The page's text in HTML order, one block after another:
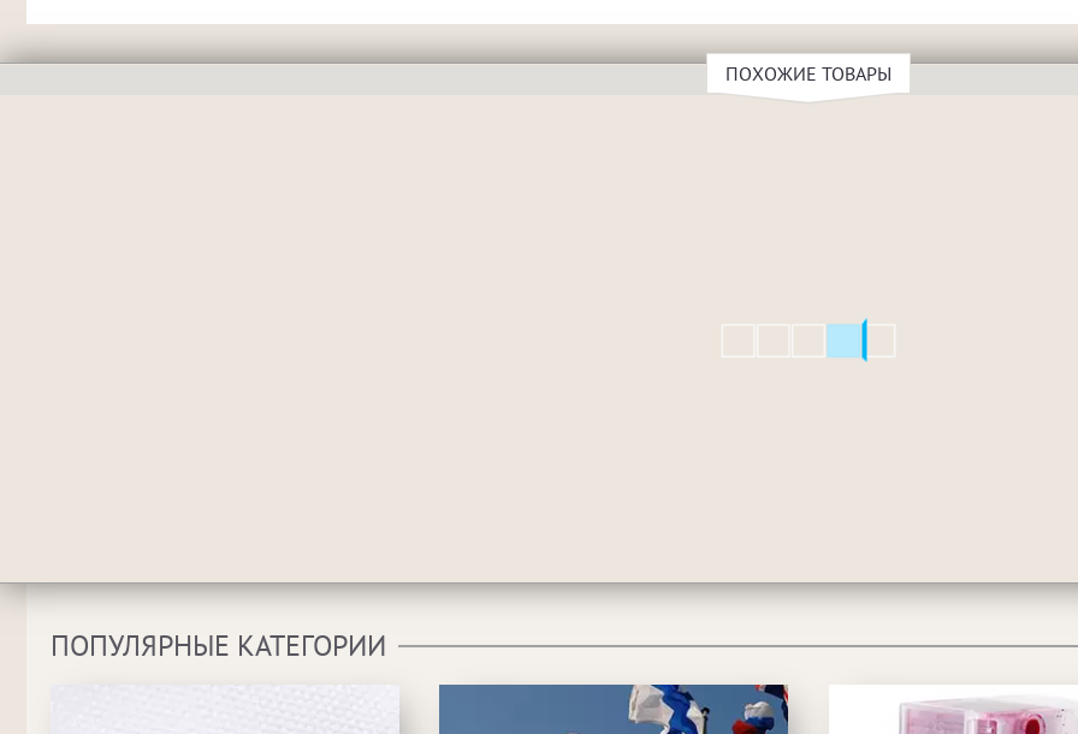
ПОХОЖИЕ ТОВАРЫ
ПОПУЛЯРНЫЕ КАТЕГОРИИ